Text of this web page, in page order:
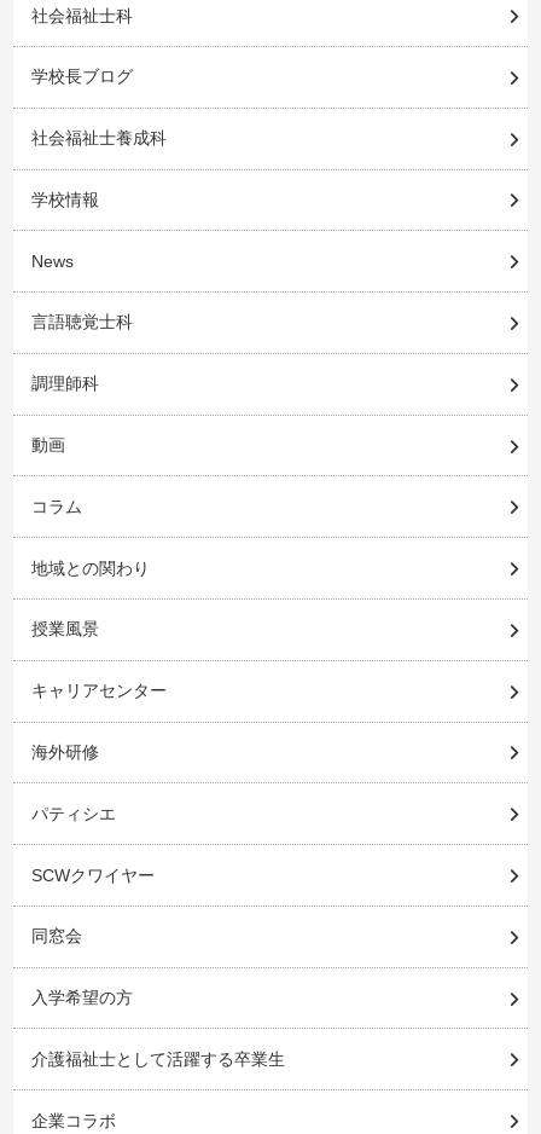
社会福祉士科
学校長ブログ
社会福祉士養成科
学校情報
News
言語聴覚士科
調理師科
動画
コラム
地域との関わり
授業風景
キャリアセンター
海外研修
パティシエ
SCWクワイヤー
同窓会
入学希望の方
介護福祉士として活躍する卒業生
企業コラボ